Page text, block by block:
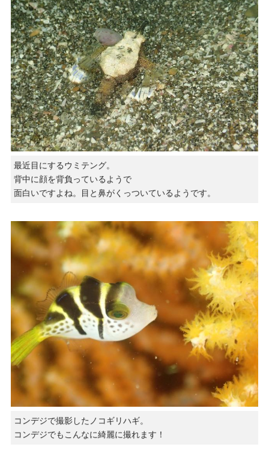
最近目にするウミテング。
背中に顔を背負っているようで
面白いですよね。目と鼻がくっついているようです。
コンデジで撮影したノコギリハギ。
コンデジでもこんなに綺麗に撮れます！